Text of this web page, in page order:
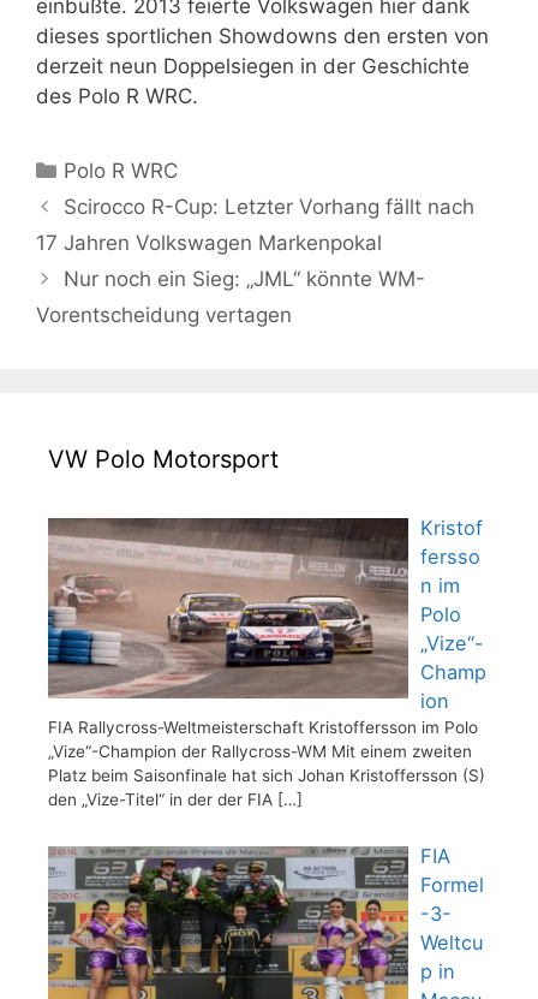
einbüßte. 2013 feierte Volkswagen hier dank
dieses sportlichen Showdowns den ersten von
derzeit neun Doppelsiegen in der Geschichte
des Polo R WRC.
Kategorien
Polo R WRC
Scirocco R-Cup: Letzter Vorhang fällt nach
17 Jahren Volkswagen Markenpokal
Nur noch ein Sieg: „JML“ könnte WM-
Vorentscheidung vertagen
VW Polo Motorsport
Kristof
fersso
n im
Polo
„Vize“-
Champ
ion
FIA Rallycross-Weltmeisterschaft Kristoffersson im Polo
„Vize“-Champion der Rallycross-WM Mit einem zweiten
Platz beim Saisonfinale hat sich Johan Kristoffersson (S)
den „Vize-Titel“ in der der FIA […]
FIA
Formel
-3-
Weltcu
p in